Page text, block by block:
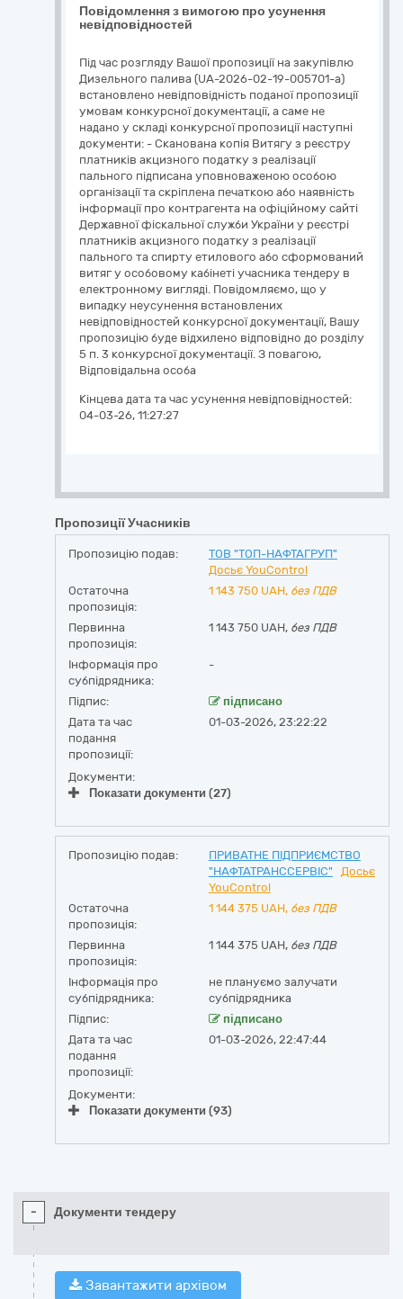
Повідомлення з вимогою про усунення
невідповідностей
Під час розгляду Вашої пропозиції на закупівлю
Дизельного палива (UA-2026-02-19-005701-a)
встановлено невідповідність поданої пропозиції
умовам конкурсної документації, а саме не
надано у складі конкурсної пропозиції наступні
документи: - Сканована копія Витягу з реєстру
платників акцизного податку з реалізації
пального підписана уповноваженою особою
організації та скріплена печаткою або наявність
інформації про контрагента на офіційному сайті
Державної фіскальної служби України у реєстрі
платників акцизного податку з реалізації
пального та спирту етилового або сформований
витяг у особовому кабінеті учасника тендеру в
електронному вигляді. Повідомляємо, що у
випадку неусунення встановлених
невідповідностей конкурсної документації, Вашу
пропозицію буде відхилено відповідно до розділу
5 п. 3 конкурсної документації. З повагою,
Відповідальна особа
Кінцева дата та час усунення невідповідностей:
04-03-26, 11:27:27
Пропозиції Учасників
Пропозицію подав:
ТОВ "ТОП-НАФТАГРУП"
Досьє YouControl
Остаточна
пропозиція:
1 143 750 UAH, без ПДВ
Первинна
пропозиція:
1 143 750 UAH, без ПДВ
Інформація про
субпідрядника:
-
Підпис:
підписано
Дата та час
подання
пропозиції:
01-03-2026, 23:22:22
Документи:
Показати документи (27)
Пропозицію подав:
ПРИВАТНЕ ПІДПРИЄМСТВО
"НАФТАТРАНССЕРВІС"
Досьє
YouControl
Остаточна
пропозиція:
1 144 375 UAH, без ПДВ
Первинна
пропозиція:
1 144 375 UAH, без ПДВ
Інформація про
субпідрядника:
не плануємо залучати
субпідрядника
Підпис:
підписано
Дата та час
подання
пропозиції:
01-03-2026, 22:47:44
Документи:
Показати документи (93)
- Документи тендеру
Завантажити архівом